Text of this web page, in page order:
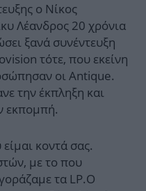
ο Νίκος
Λέανδρος 20 χρόνια
ξανά συνέντευξη
τότε, που εκείνη
οι Antique.
την έκπληξη και
εκπομπή.
κοντά σας.
με το που
τα LP.Ο